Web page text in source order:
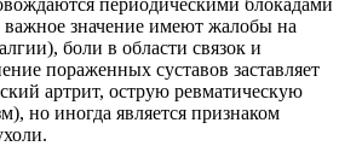
важное значение имеют жалобы на
боли в области связок и
пораженных суставов заставляет
артрит, острую ревматическую
но иногда является признаком